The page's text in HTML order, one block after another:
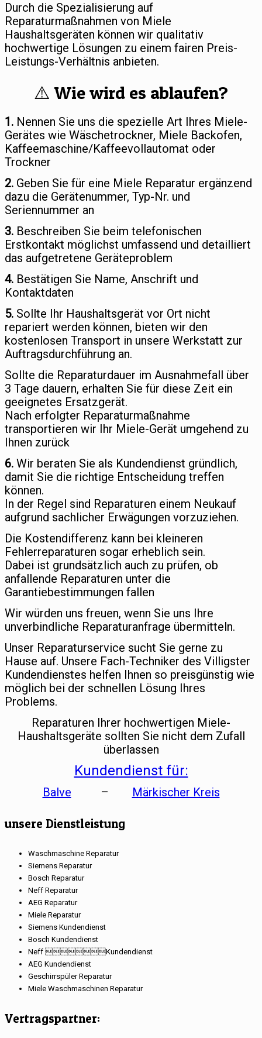
Durch die Spezialisierung auf
Reparaturmaßnahmen von Miele
Haushaltsgeräten können wir qualitativ
hochwertige Lösungen zu einem fairen Preis-
Leistungs-Verhältnis anbieten.
⚠️ Wie wird es ablaufen?
1. Nennen Sie uns die spezielle Art Ihres Miele-
Gerätes wie Wäschetrockner, Miele Backofen,
Kaffeemaschine/Kaffeevollautomat oder
Trockner
2. Geben Sie für eine Miele Reparatur ergänzend
dazu die Gerätenummer, Typ-Nr. und
Seriennummer an
3. Beschreiben Sie beim telefonischen
Erstkontakt möglichst umfassend und detailliert
das aufgetretene Geräteproblem
4. Bestätigen Sie Name, Anschrift und
Kontaktdaten
5. Sollte Ihr Haushaltsgerät vor Ort nicht
repariert werden können, bieten wir den
kostenlosen Transport in unsere Werkstatt zur
Auftragsdurchführung an.
Sollte die Reparaturdauer im Ausnahmefall über
3 Tage dauern, erhalten Sie für diese Zeit ein
geeignetes Ersatzgerät.
Nach erfolgter Reparaturmaßnahme
transportieren wir Ihr Miele-Gerät umgehend zu
Ihnen zurück
6. Wir beraten Sie als Kundendienst gründlich,
damit Sie die richtige Entscheidung treffen
können.
In der Regel sind Reparaturen einem Neukauf
aufgrund sachlicher Erwägungen vorzuziehen.
Die Kostendifferenz kann bei kleineren
Fehlerreparaturen sogar erheblich sein.
Dabei ist grundsätzlich auch zu prüfen, ob
anfallende Reparaturen unter die
Garantiebestimmungen fallen
Wir würden uns freuen, wenn Sie uns Ihre
unverbindliche Reparaturanfrage übermitteln.
Unser Reparaturservice sucht Sie gerne zu
Hause auf. Unsere Fach-Techniker des Villigster
Kundendienstes helfen Ihnen so preisgünstig wie
möglich bei der schnellen Lösung Ihres
Problems.
Reparaturen Ihrer hochwertigen Miele-
Haushaltsgeräte sollten Sie nicht dem Zufall
überlassen
Kundendienst für:
Balve – Märkischer Kreis
unsere Dienstleistung
Waschmaschine Reparatur
Siemens Reparatur
Bosch Reparatur
Neff Reparatur
AEG Reparatur
Miele Reparatur
Siemens Kundendienst
Bosch Kundendienst
Neff Kundendienst
AEG Kundendienst
Geschirrspüler Reparatur
Miele Waschmaschinen Reparatur
Vertragspartner: